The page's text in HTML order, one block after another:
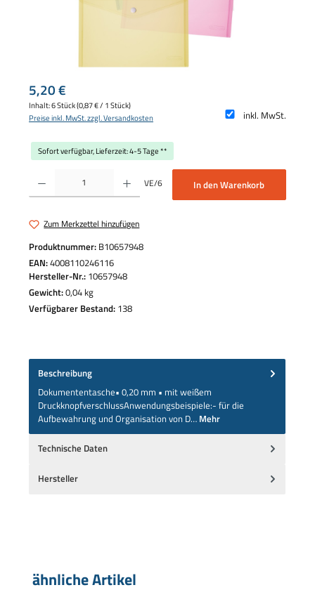
Regulärer Preis:
5,20 €
Inhalt:6 Stück(0,87 € / 1 Stück)
inkl. MwSt.
Preise inkl. MwSt. zzgl. Versandkosten
Sofort verfügbar, Lieferzeit: 4-5 Tage **
Produkt Anzahl: Gib den gewünschten Wert ein oder benutze die Schaltflächen um
VE/6 In den Warenkorb
Zum Merkzettel hinzufügen
Produktnummer: B10657948
EAN:4008110246116
Hersteller-Nr.: 10657948
Gewicht:0,04 kg
Verfügbarer Bestand: 138
Beschreibung
Dokumententasche• 0,20 mm • mit weißem
DruckknopfverschlussAnwendungsbeispiele:- für die
Aufbewahrung und Organisation von D… Mehr
Technische Daten
Hersteller
Produktgalerie überspringen
ähnliche Artikel